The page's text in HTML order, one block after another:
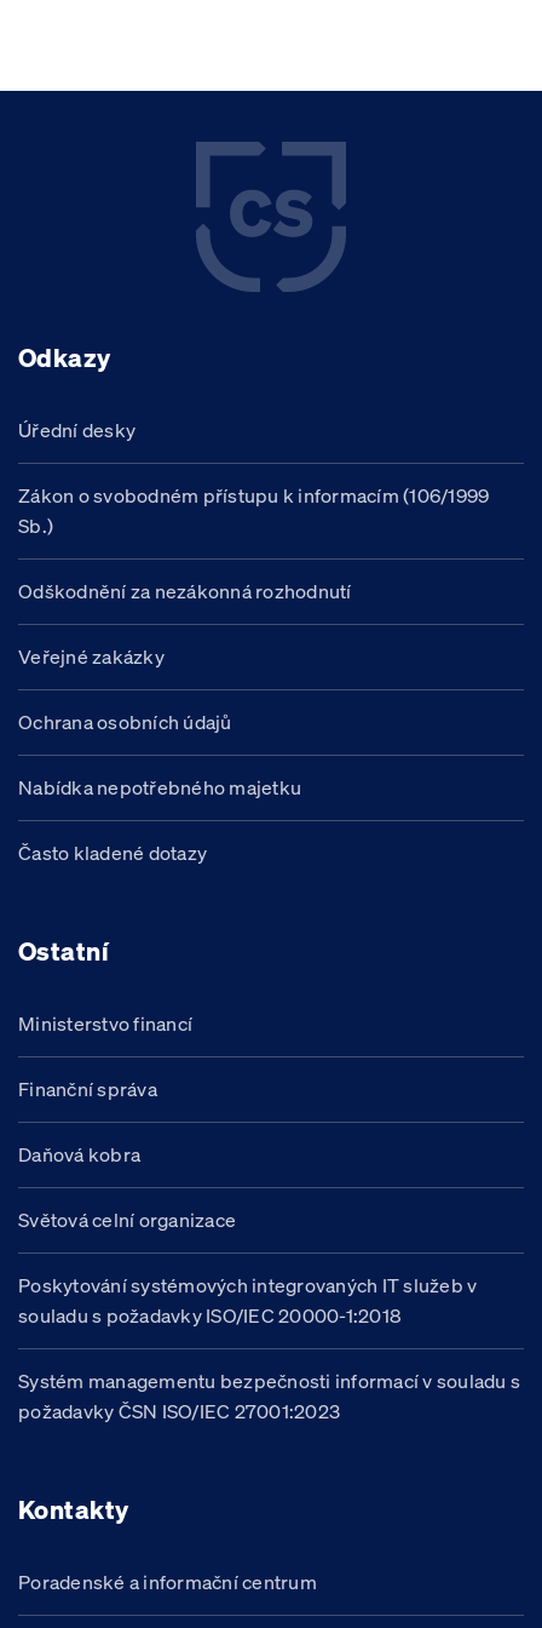
Odkazy
Úřední desky
Zákon o svobodném přístupu k informacím (106/1999
Sb.)
Odškodnění za nezákonná rozhodnutí
Veřejné zakázky
Ochrana osobních údajů
Nabídka nepotřebného majetku
Často kladené dotazy
Ostatní
Ministerstvo financí
Finanční správa
Daňová kobra
Světová celní organizace
Poskytování systémových integrovaných IT služeb v
souladu s požadavky ISO/IEC 20000-1:2018
Systém managementu bezpečnosti informací v souladu s
požadavky ČSN ISO/IEC 27001:2023
Kontakty
Poradenské a informační centrum